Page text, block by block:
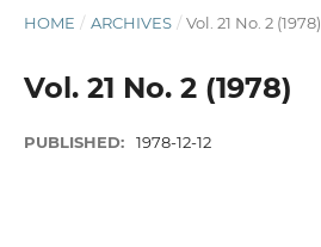
HOME / ARCHIVES / Vol. 21 No. 2 (1978)
Vol. 21 No. 2 (1978)
PUBLISHED: 1978-12-12